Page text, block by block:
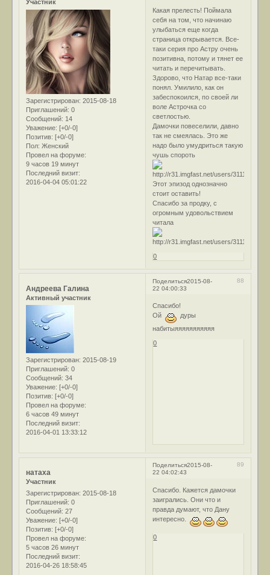
Участник
Зарегистрирован: 2015-08-18
Приглашений: 0
Сообщений: 14
Уважение: [+0/-0]
Позитив: [+0/-0]
Пол: Женский
Провел на форуме:
9 часов 19 минут
Последний визит:
2016-04-04 05:01:22
Какая прелесть! Поймала
себя на том, что начинаю
улыбаться еще когда
страница открывается. Все-
таки серия про Астру очень
позитивна, потому и тянет ее
читать и перечитывать.
Здорово, что Натар все-таки
понял. Умилило, как он
забеспокоился, по своей ли
воле Астрочка со
светлостью.
Дамочки повеселили, давно
так не смеялась. Это же
надо было умудриться такую
чушь спороть
Этот эпизод однозначно
стоит оставить!
Спасибо за продку, с
огромным удовольствием
читала
0
Поделиться 88
2015-08-
22 04:00:33
Андреева Галина
Активный участник
Зарегистрирован: 2015-08-19
Приглашений: 0
Сообщений: 34
Уважение: [+0/-0]
Позитив: [+0/-0]
Провел на форуме:
6 часов 49 минут
Последний визит:
2016-04-01 13:33:12
Спасибо!
Ой
дуры
набитыяяяяяяяяяяя
0
Поделиться 89
2015-08-
22 04:02:43
натаха
Участник
Зарегистрирован: 2015-08-18
Приглашений: 0
Сообщений: 27
Уважение: [+0/-0]
Позитив: [+0/-0]
Провел на форуме:
5 часов 26 минут
Последний визит:
2016-04-26 18:58:45
Спасибо. Кажется дамочки
заигрались. Они что и
правда думают, что Дану
интересно.
0